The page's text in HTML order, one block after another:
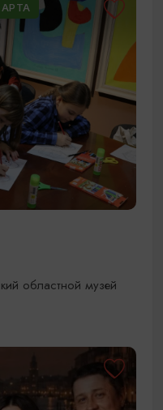
областной музей